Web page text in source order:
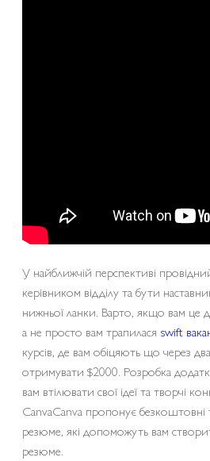
У найближчій перспективі
керівником відділу та бути
нижньої ланки. Варто, якщо вам це
а не просто вам трапилася swift
курсів, де вам обіцяють що через
отримувати $2000. Розробка
вам втілювати свої ідеї та творчі
CanvaCanva пропонує безкоштовні
резюме, які допоможуть вам
резюме.